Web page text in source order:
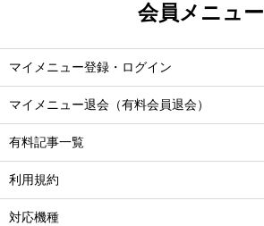
会員メニュー
マイメニュー登録・ログイン
マイメニュー退会（有料会員退会）
有料記事一覧
利用規約
対応機種